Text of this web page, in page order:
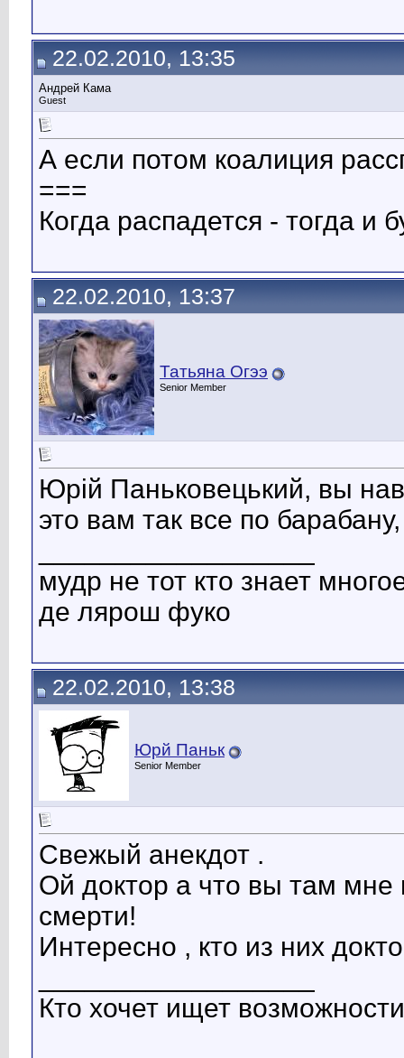
22.02.2010, 13:35
Андрей Кама
Guest
А если потом коалиция
===
Когда распадется - тогда и
22.02.2010, 13:37
Татьяна Огээ
Senior Member
Юрій Паньковецький, вы
это вам так все по
мудр не тот кто знает
де лярош фуко
22.02.2010, 13:38
Юрй Паньк
Senior Member
Свежый анекдот .
Ой доктор а что вы там мне
смерти!
Интересно , кто из них
Кто хочет ищет